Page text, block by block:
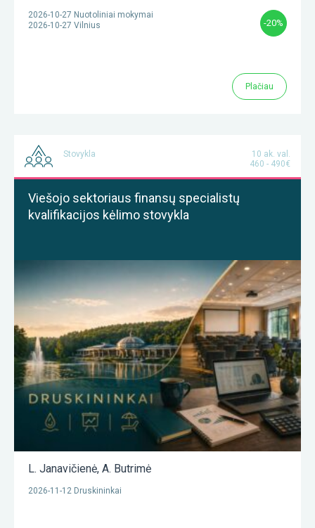
2026-10-27 Nuotoliniai mokymai
2026-10-27 Vilnius
-20%
Plačiau
Stovykla
10 ak. val.
460 - 490€
Viešojo sektoriaus finansų specialistų
kvalifikacijos kėlimo stovykla
L. Janavičienė, A. Butrimė
2026-11-12 Druskininkai